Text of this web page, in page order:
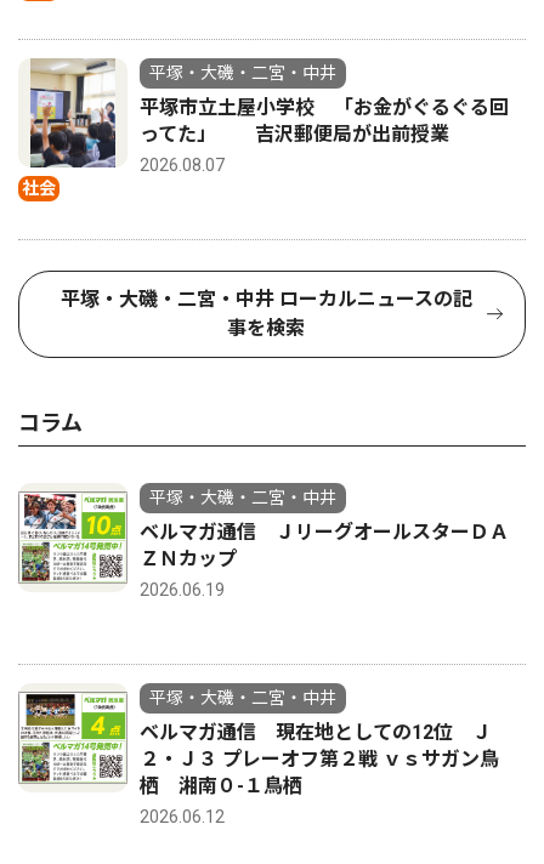
社会
平塚・大磯・二宮・中井
平塚市立土屋小学校 「お金がぐるぐる回
ってた」 吉沢郵便局が出前授業
2026.08.07
平塚・大磯・二宮・中井 ローカルニュースの記
事を検索
コラム
平塚・大磯・二宮・中井
ベルマガ通信 ＪリーグオールスターＤＡ
ＺＮカップ
2026.06.19
平塚・大磯・二宮・中井
ベルマガ通信 現在地としての12位 Ｊ
２・Ｊ３ プレーオフ第２戦 ｖｓサガン鳥
栖 湘南０-１鳥栖
2026.06.12